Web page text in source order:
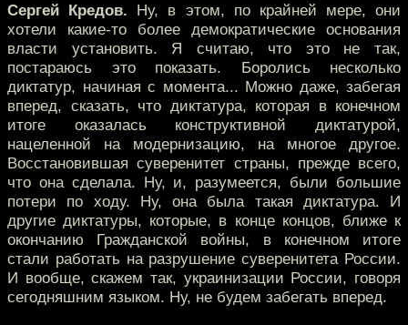
Сергей Кредов. Ну, в этом, по крайней мере, они
хотели какие-то более демократические основания
власти установить. Я считаю, что это не так,
постараюсь это показать. Боролись несколько
диктатур, начиная с момента... Можно даже, забегая
вперед, сказать, что диктатура, которая в конечном
итоге оказалась конструктивной диктатурой,
нацеленной на модернизацию, на многое другое.
Восстановившая суверенитет страны, прежде всего,
что она сделала. Ну, и, разумеется, были большие
потери по ходу. Ну, она была такая диктатура. И
другие диктатуры, которые, в конце концов, ближе к
окончанию Гражданской войны, в конечном итоге
стали работать на разрушение суверенитета России.
И вообще, скажем так, украинизации России, говоря
сегодняшним языком. Ну, не будем забегать вперед.